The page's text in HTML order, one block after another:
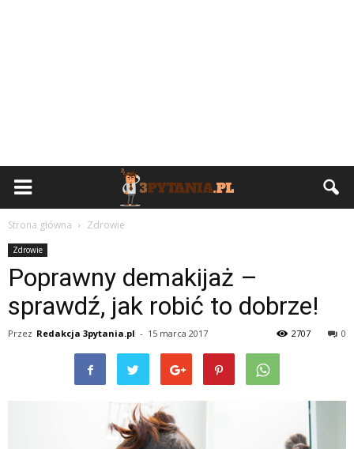
Strona główna Zdrowie
Zdrowie
Poprawny demakijaż –
sprawdź, jak robić to dobrze!
Przez Redakcja 3pytania.pl - 15 marca 2017 0
2707